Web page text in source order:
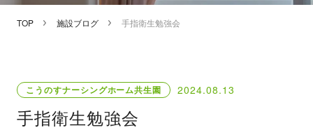
TOP 施設ブログ 手指衛生勉強会
こうのすナーシングホーム共生園 2024.08.13
手指衛生勉強会